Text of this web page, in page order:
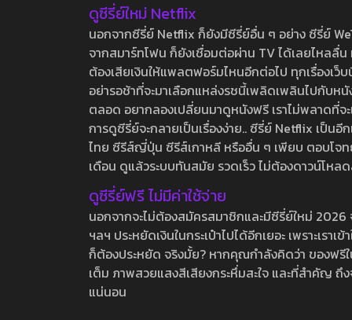
ดูซีรี่ย์ใหม่ Netflix
นอกจากซีรี่ย์ Netflix ก็ยังมีซีรี่ย์อื่น ๆ อย่าง ซีรี่ย์
จากสมาร์ทโฟน ก็ยังเชื่อมต่อผ่าน TV ได้เลยไหลลื่
ต้องเสียเงินให้แพลตฟอร์มไหนอีกต่อไป ทุกเรื่องเว็
อย่ารอช้าที่จะมาเลือกแหล่งรชนี้เพลิดเพลินไปกับห
ตลอด อยากลองเปลี่ยนมาดูหนังฟรี เราไม่พลาดที่
การดูซีรี่ย์จะกลายเป็นเรื่องง่าย.. ซีรี่ย์ Netflix เป็น
ไทย ซีรีส์ญี่ปุ่น ซีรีส์เกาหลี หรืออื่น ๆ เพียบ ตอบโจท
เดือน ดูแล้วระบบทันสมัย รวดเร็ว ไม่ต้องดาวน์โห
ดูซีรี่ย์ฟรี ไม่มีค่าใช้จ่าย
นอกจากจะไม่ต้องสมัครสมาชิกและมีซีรี่ย์ใหม่
ฯลฯ ประหยัดเงินในกระเป๋าไปได้อีกเยอะ เพราะเร
ก็ต้องประหยัด จริงมั้ย? หากคุณกำลังคิดว่า ของฟ
เต็ม ภาพสวยแสงสีเสียงกระหึ่มสะใจ และที่สำคัญ
แน่นอน